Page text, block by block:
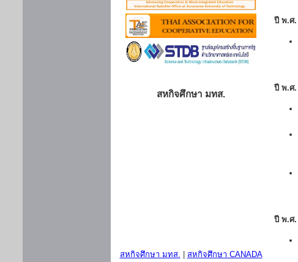
สหกิจศึกษา มทส.
สหกิจศึกษา มทส.
สหกิจศึกษา CANADA
ปี พ.ศ.
ปี พ.ศ.
ปี พ.ศ.